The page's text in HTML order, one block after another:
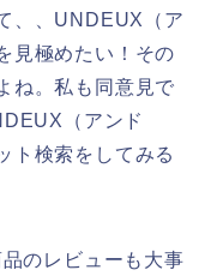
、、UNDEUX（ア
見極めたい！その
ね。私も同意見で
（アンド
ト検索をしてみる
のレビューも大事